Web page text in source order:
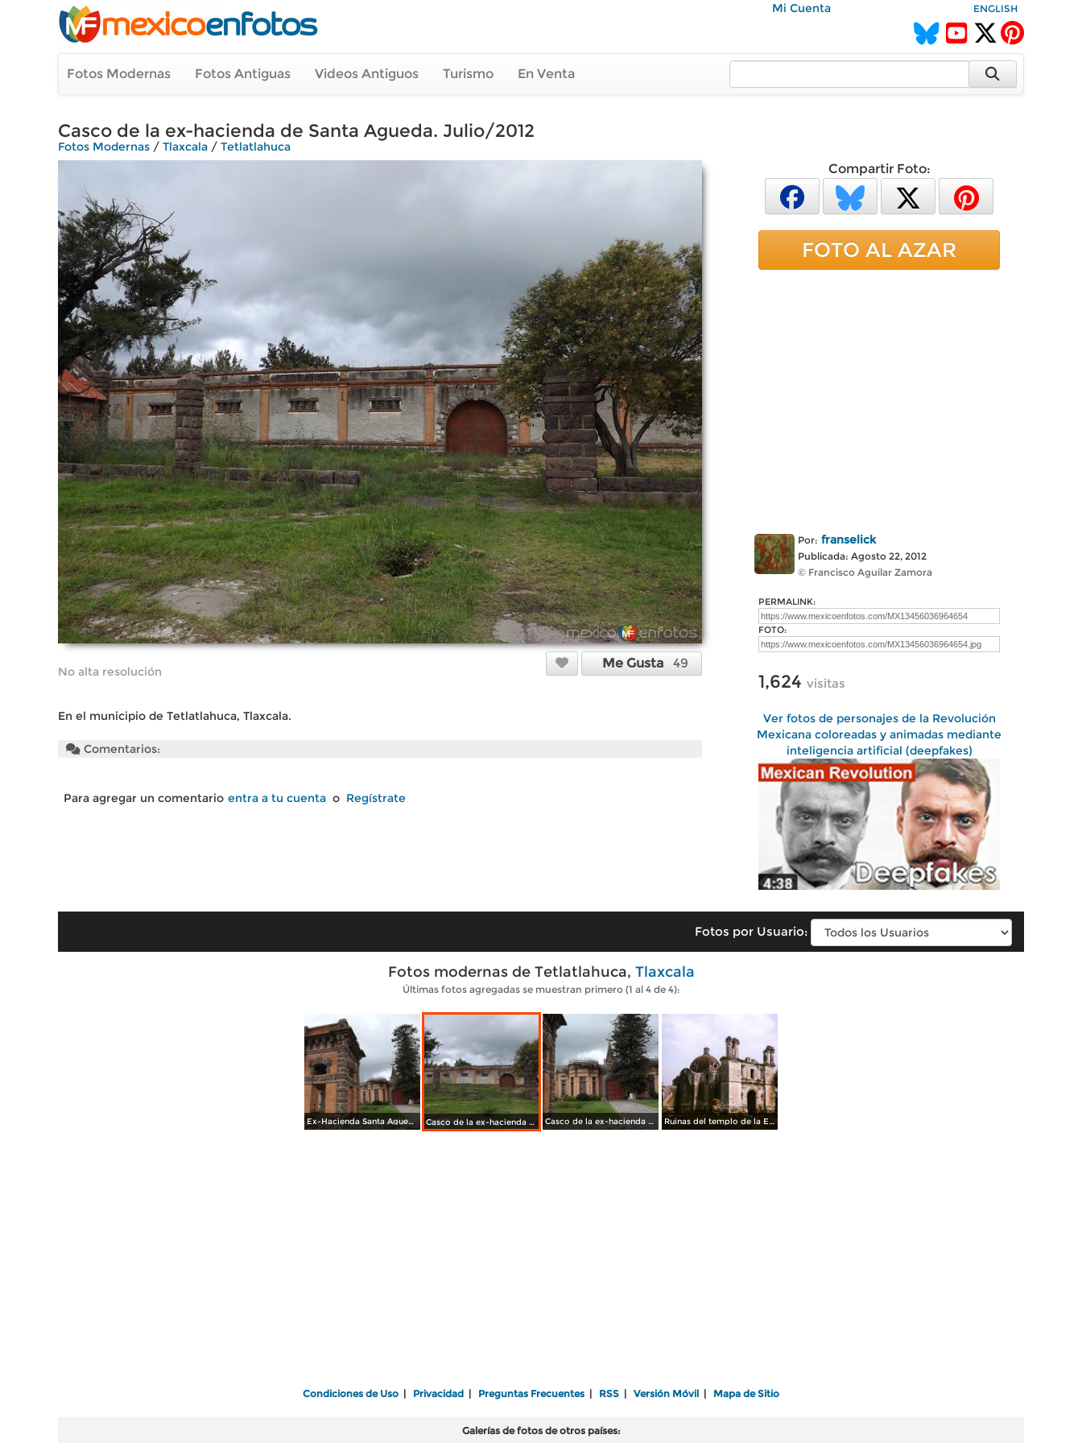
Mi Cuenta ENGLISH
Fotos Modernas Fotos Antiguas Videos Antiguos Turismo En Venta
Casco de la ex-hacienda de Santa Agueda. Julio/2012
Fotos Modernas / Tlaxcala / Tetlatlahuca
No alta resolución
Me Gusta 49
En el municipio de Tetlatlahuca, Tlaxcala.
Comentarios:
Para agregar un comentario entra a tu cuenta o Regístrate
Compartir Foto:
FOTO AL AZAR
Por: franselick
Publicada: Agosto 22, 2012
© Francisco Aguilar Zamora
PERMALINK:
FOTO:
1,624 visitas
Ver fotos de personajes de la Revolución
Mexicana coloreadas y animadas mediante
inteligencia artificial (deepfakes)
Fotos por Usuario:
Fotos modernas de Tetlatlahuca, Tlaxcala
Últimas fotos agregadas se muestran primero (1 al 4 de 4):
Ex-Hacienda Santa Agueda en Tetlatlahuca. Julio/2012 Casco de la ex-hacienda de Santa Agueda. Julio/2012 Casco de la ex-hacienda Santa Agueda. Julio/2012 Ruinas del templo de la Ex-hacienda en Tetlatlahuca, Tlaxcala
Condiciones de Uso Privacidad Preguntas Frecuentes RSS Versión Móvil Mapa de Sitio
Galerías de fotos de otros países: